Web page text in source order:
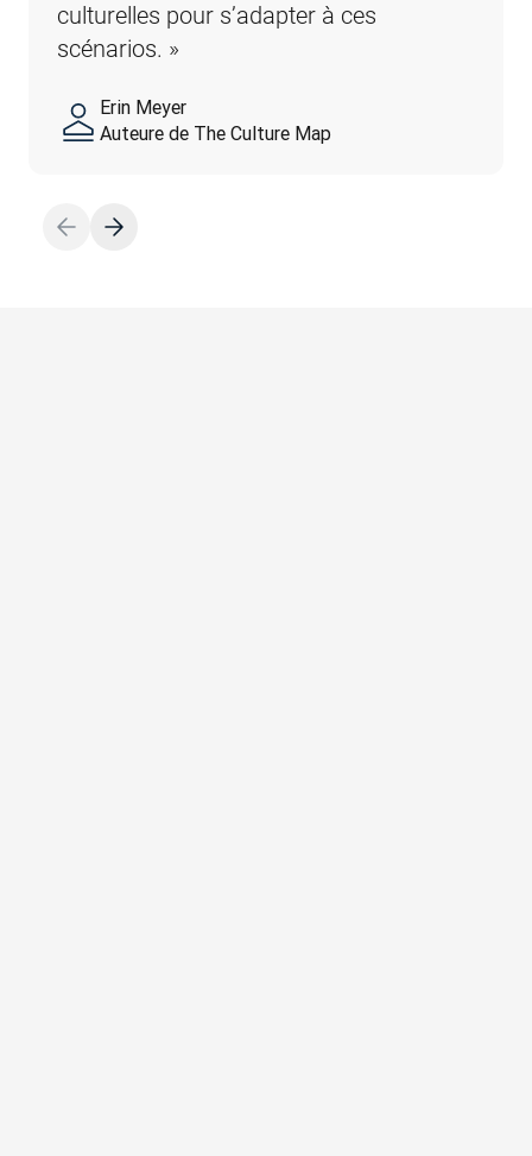
culturelles pour s’adapter à ces
scénarios. »
Erin Meyer
Auteure de The Culture Map
Sebastian Enderlein